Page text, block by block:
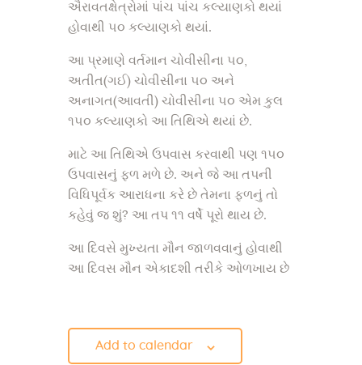
ઐરાવતક્ષેત્રોમાં પાંચ પાંચ કલ્યાણકો થયાં
હોવાથી ૫૦ કલ્યાણકો થયાં.
આ પ્રમાણે વર્તમાન ચોવીસીના ૫૦,
અતીત(ગઈ) ચોવીસીના ૫૦ અને
અનાગત(આવતી) ચોવીસીના ૫૦ એમ કુલ
૧૫૦ કલ્યાણકો આ તિથિએ થયાં છે.
માટે આ તિથિએ ઉપવાસ કરવાથી પણ ૧૫૦
ઉપવાસનું ફળ મળે છે. અને જે આ તપની
વિધિપૂર્વક આરાધના કરે છે તેમના ફળનું તો
કહેવું જ શું? આ તપ ૧૧ વર્ષે પૂરો થાય છે.
આ દિવસે મુખ્યતા મૌન જાળવવાનું હોવાથી
આ દિવસ મૌન એકાદશી તરીકે ઓળખાય છે
Add to calendar